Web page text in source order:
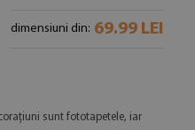
dimensiuni din: 69.99 LEI
sunt fototapetele, iar